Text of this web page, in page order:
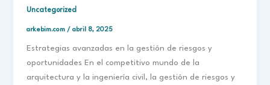
Uncategorized
arkebim.com /abril 8, 2025
Estrategias avanzadas en la gestión de riesgos y
oportunidades En el competitivo mundo de la
arquitectura y la ingeniería civil, la gestión de riesgos y